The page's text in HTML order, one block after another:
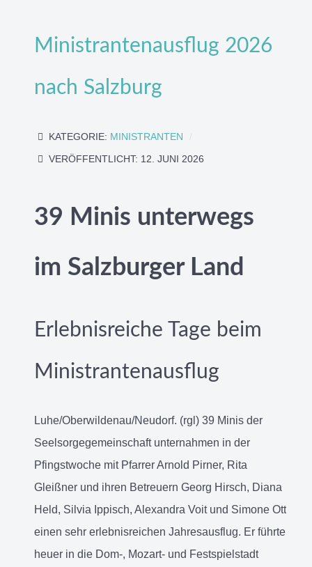
Ministrantenausflug 2026
nach Salzburg
KATEGORIE: MINISTRANTEN
VERÖFFENTLICHT: 12. JUNI 2026
39 Minis unterwegs
im Salzburger Land
Erlebnisreiche Tage beim
Ministrantenausflug
Luhe/Oberwildenau/Neudorf. (rgl) 39 Minis der
Seelsorgegemeinschaft unternahmen in der
Pfingstwoche mit Pfarrer Arnold Pirner, Rita
Gleißner und ihren Betreuern Georg Hirsch, Diana
Held, Silvia Ippisch, Alexandra Voit und Simone Ott
einen sehr erlebnisreichen Jahresausflug. Er führte
heuer in die Dom-, Mozart- und Festspielstadt